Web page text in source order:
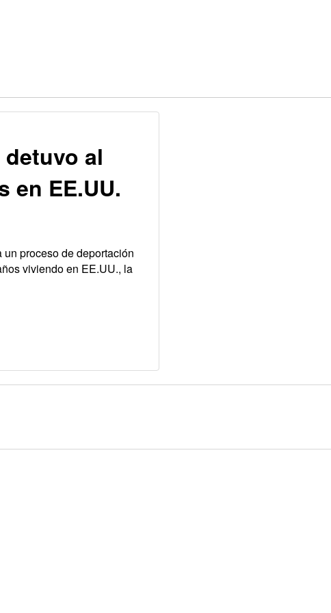
al
en EE.UU.
proceso de deportación
viviendo en EE.UU., la